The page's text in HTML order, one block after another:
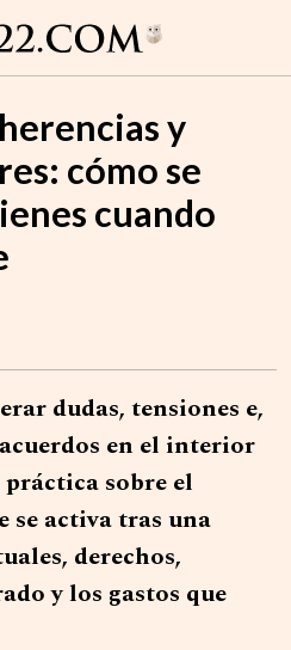
y
cómo se
cuando
dudas, tensiones e,
en el interior
sobre el
se activa tras una
derechos,
y los gastos que